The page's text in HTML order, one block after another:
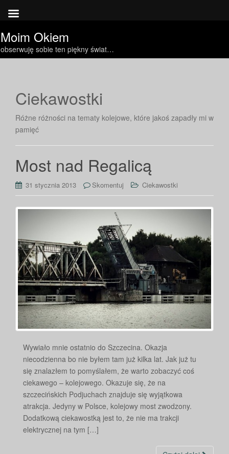
Moim Okiem
obserwuję sobie ten piękny świat…
Ciekawostki
Różne różności na tematy kolejowe, które jakoś zapadły mi w
pamięć
Most nad Regalicą
31 stycznia 2013 Skomentuj Ciekawostki
Wywiało mnie ostatnio do Szczecina. Okazja
niecodzienna bo nie byłem tam już kilka lat. Jak już tu
się znalazłem to pomyślałem, że warto zobaczyć coś
ciekawego – kolejowego. Okazuje się, że na
szczecińskich Podjuchach znajduje się wyjątkowa
atrakcja. Jedyny w Polsce, kolejowy most zwodzony.
Dodatkową ciekawostką jest to, że nie ma trakcji
elektrycznej na tym […]